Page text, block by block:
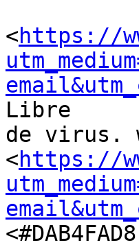
<https://
Libre
de virus.
<https://